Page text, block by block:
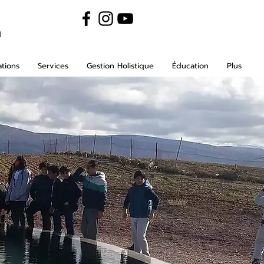
Services Gestion Holistique Éducation Plus